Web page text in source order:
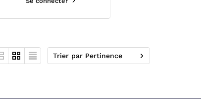
Trier par Pertinence